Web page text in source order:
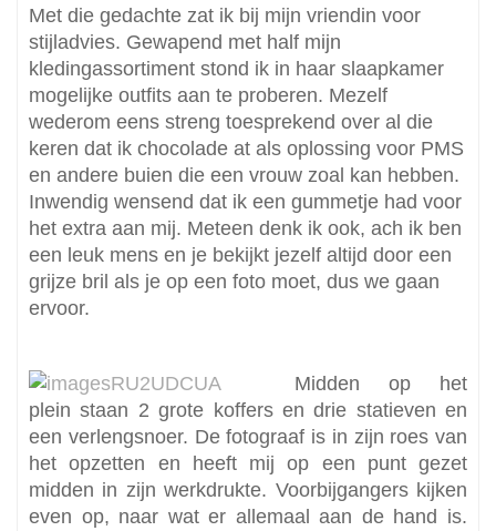
Met die gedachte zat ik bij mijn vriendin voor
stijladvies. Gewapend met half mijn
kledingassortiment stond ik in haar slaapkamer
mogelijke outfits aan te proberen. Mezelf
wederom eens streng toesprekend over al die
keren dat ik chocolade at als oplossing voor PMS
en andere buien die een vrouw zoal kan hebben.
Inwendig wensend dat ik een gummetje had voor
het extra aan mij. Meteen denk ik ook, ach ik ben
een leuk mens en je bekijkt jezelf altijd door een
grijze bril als je op een foto moet, dus we gaan
ervoor.
Midden op het
plein staan 2 grote koffers en drie statieven en
een verlengsnoer. De fotograaf is in zijn roes van
het opzetten en heeft mij op een punt gezet
midden in zijn werkdrukte. Voorbijgangers kijken
even op, naar wat er allemaal aan de hand is.